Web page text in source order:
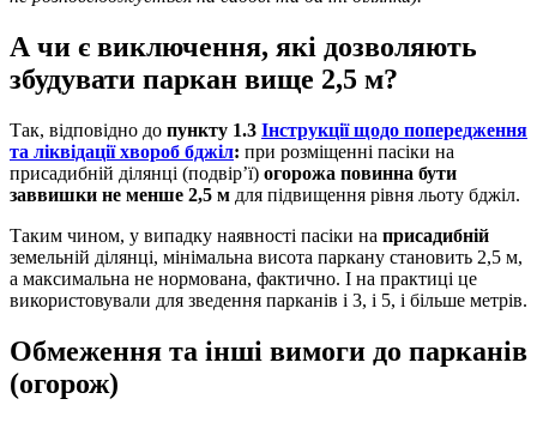
А чи є виключення, які дозволяють
збудувати паркан вище 2,5 м?
Так, відповідно до пункту 1.3 Інструкціїщодо попередження
та ліквідації хвороб бджіл: при розміщенні пасіки на
присадибній ділянці (подвір’ї) огорожа повинна бути
заввишки не менше 2,5 м для підвищення рівня льоту бджіл.
Таким чином, у випадку наявності пасіки на присадибній
земельній ділянці, мінімальна висота паркану становить 2,5 м,
а максимальна не нормована, фактично. І на практиці це
використовували для зведення парканів і 3, і 5, і більше метрів.
Обмеження та інші вимоги до парканів
(огорож)